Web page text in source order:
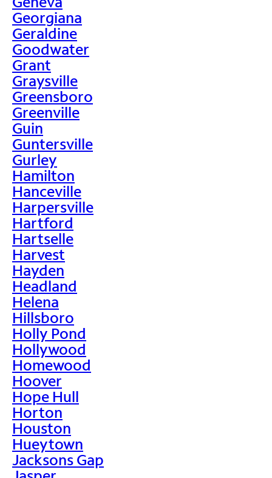
Georgiana
Geraldine
Goodwater
Grant
Graysville
Greensboro
Greenville
Guin
Guntersville
Gurley
Hamilton
Hanceville
Harpersville
Hartford
Hartselle
Harvest
Hayden
Headland
Helena
Hillsboro
Holly Pond
Hollywood
Homewood
Hoover
Hope Hull
Horton
Houston
Hueytown
Jacksons Gap